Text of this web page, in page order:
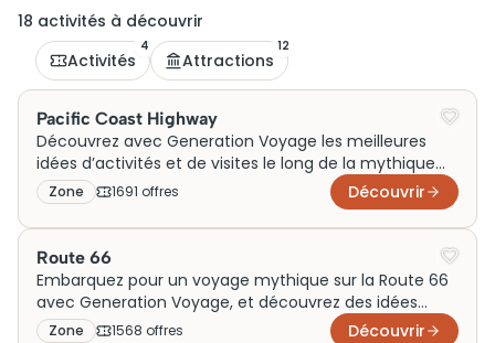
18 activités à découvrir
Activités
4
Attractions
12
Pacific Coast Highway
Découvrez avec Generation Voyage les meilleures
idées d’activités et de visites le long de la mythique
Pacific Coast Highway. Que vous voyagiez en famille,
en couple ou pour un week-end, explorez des sorties
incontournables autour des plus beaux paysages
côtiers des États-Unis et vivez une évasion unique
entre océan, falaises et petites villes iconiques.
Zone 1691 offres Découvrir
Route 66
Embarquez pour un voyage mythique sur la Route 66
avec Generation Voyage, et découvrez des idées
d’activités, de visites et de sorties incontournables.
Zone 1568 offres Découvrir